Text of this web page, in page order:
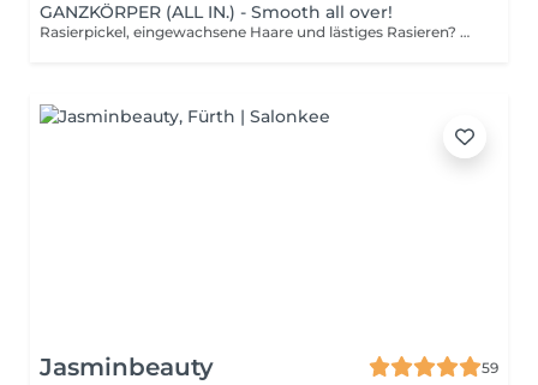
GANZKÖRPER (ALL IN.) - Smooth all over!
Rasierpickel, eingewachsene Haare und lästiges Rasieren? Not with us! Mit unserem ALL-IN GANZKÖRPER-PAKET bist du von Kopf bis Fuß seidig glatt und das dauerhaft! Wir kümmern uns um jede Zone: Achseln, Arme, Beine, Bikinizone, Intimbereich, Pofalte, Rücken, Bauch einfach alles! Mit modernster Diodenlaser-Technologie verabschieden wir uns gemeinsam von störenden Haaren. Warum du's lieben wirst? 1. Glatte Haut von Kopf bis Fuß keine Ausreden mehr, kein Haarstress! 2. Bye-bye Rasur: Sag Tschüss zu Klingen und Hallo zu deinem neuen, haarfreien Alltag. 3. Schmerzfrei, schnell & effektiv: Unsere High-Tech-Laser sorgen für langanhaltende Ergebnisse ohne Drama. 4. Zeit für dich: Spare dir die tägliche Rasur und genieße das Leben haarfrei und unbeschwert! Dein DEAL: Für nur 350 € bekommst du das Rundum-sorglos-Paket und sparst dabei richtig! Wichtig: Nach der Behandlung gönn dir eine kurze Auszeit: Kein Sport, keine heiße Dusche und Sonne meiden aber dann? Genieß die Freiheit, die glatte Haut dir schenkt! Mach dein Leben unkompliziert. Lass den Laser für dich arbeiten! Buch jetzt deinen Termin und fühl dich überall wohl in deiner
Jasminbeauty
59